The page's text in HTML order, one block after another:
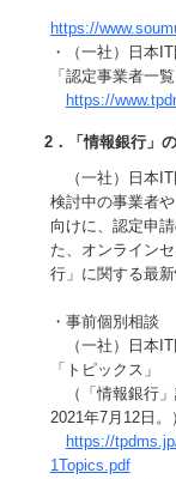
https://
・（一社）日本
「認定事業者一覧
https://
2．「情報銀行」
（一社）日本IT
検討中の事業者
向けに、認定申
た、オンライン
行」に関する最
・事前個別相談
（一社）日本IT
「トピックス」
（「情報銀行」
2021年7月12日。
https://
1Topics.pdf